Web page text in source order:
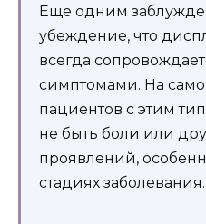
Еще одним
убеждение, что
всегда
симптомами. На
пациентов с этим
не быть боли или
проявлений,
стадиях заболевания.